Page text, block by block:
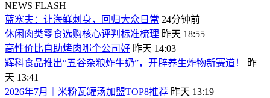
NEWS FLASH
蓝塞夫：让海鲜刺身，回归大众日常 24分钟前
休闲肉类零食选购核心评判标准梳理 昨天 18:55
高性价比自助烤肉哪个公司好 昨天 14:03
辉科食品推出“五谷杂粮炸牛奶”，开辟养生炸物新赛道！
昨
天 13:41
2026年7月｜米粉瓦罐汤加盟TOP8推荐 昨天 13:19